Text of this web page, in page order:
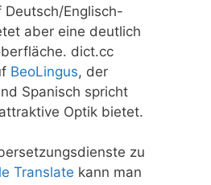
Englisch-
aber eine deutlich
dict.cc
BeoLingus, der
Spanisch spricht
Optik bietet.
zu
Translate kann man